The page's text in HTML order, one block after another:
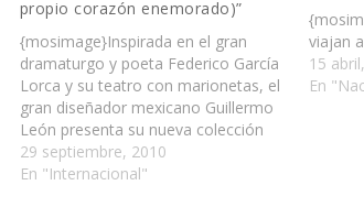
propio corazón enemorado)”
{mosimage}Inspirada en el gran
dramaturgo y poeta Federico García
Lorca y su teatro con marionetas, el
gran diseñador mexicano Guillermo
León presenta su nueva colección
Primavera-Verano 2011……
29 septiembre, 2010
En "Internacional"
viajan
15
En